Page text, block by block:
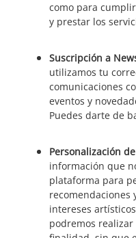
como para
y prestar los
Suscripción a
utilizamos tu
comunicaciones
eventos y
Puedes darte de
Personalización
información que
plataforma para
recomendaciones
intereses
podremos realizar